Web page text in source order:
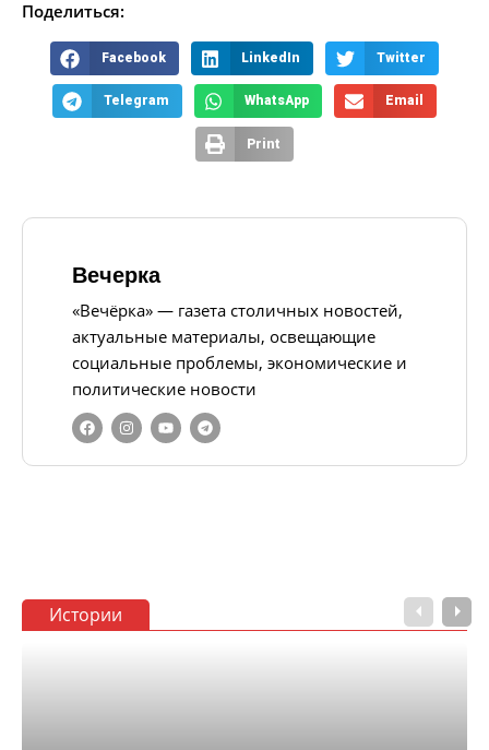
Поделиться:
Facebook LinkedIn Twitter
Telegram WhatsApp Email
Print
Вечерка
«Вечёрка» — газета столичных новостей,
актуальные материалы, освещающие
социальные проблемы, экономические и
политические новости
Истории